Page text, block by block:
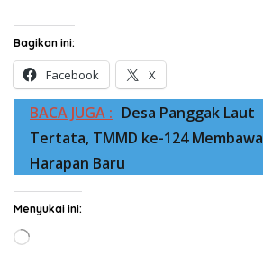
Bagikan ini:
Facebook X
BACA JUGA : Desa Panggak Laut
Tertata, TMMD ke-124 Membawa
Harapan Baru
Menyukai ini:
Memuat...